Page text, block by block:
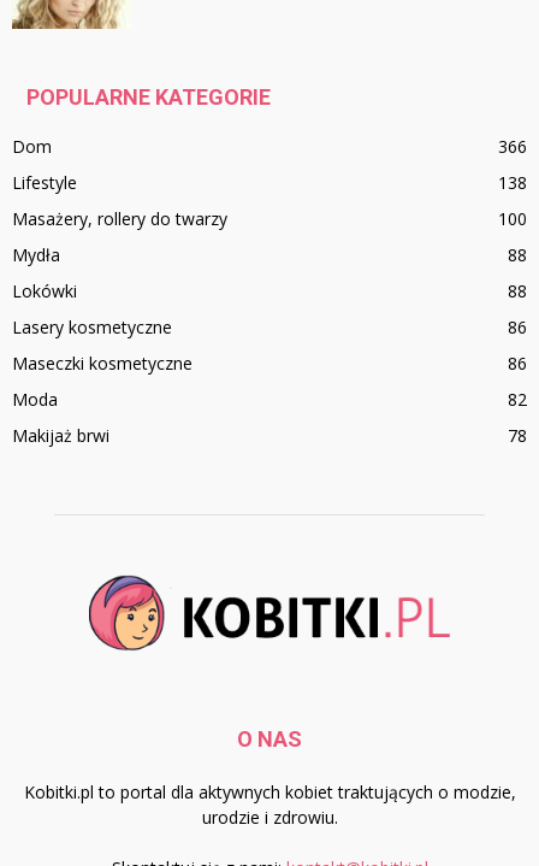
POPULARNE KATEGORIE
Dom
366
Lifestyle
138
Masażery, rollery do twarzy
100
Mydła
88
Lokówki
88
Lasery kosmetyczne
86
Maseczki kosmetyczne
86
Moda
82
Makijaż brwi
78
O NAS
Kobitki.pl to portal dla aktywnych kobiet traktujących o modzie,
urodzie i zdrowiu.